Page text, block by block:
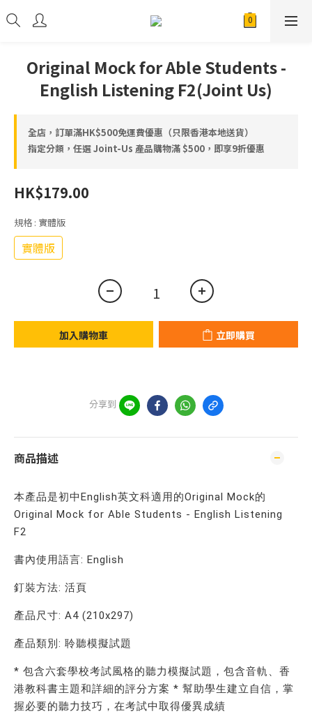
Original Mock for Able Students -
English Listening F2(Joint Us)
全店，訂單滿HK$500免運費優惠（只限香港本地送貨）
指定分類，任選 Joint-Us 產品⁠⁠購物滿 $500，即享9折優惠
HK$179.00
規格 : 實體版
實體版
加入購物車 立即購買
分享到
商品描述
本產品是初中English英文科適用的Original Mock的
Original Mock for Able Students - English Listening
F2
書內使用語言: English
釘裝方法: 活頁
產品尺寸: A4 (210x297)
產品類別: 聆聽模擬試題
* 包含六套學校考試風格的聽力模擬試題，包含音軌、香
港教科書主題和詳細的評分方案 * 幫助學生建立自信，掌
握必要的聽力技巧，在考試中取得優異成績